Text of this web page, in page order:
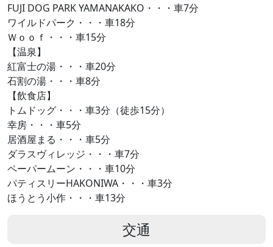
FUJI DOG PARK YAMANAKAKO・・・車7分
ワイルドパーク・・・車18分
Ｗｏｏｆ・・・車15分
【温泉】
紅富士の湯・・・車20分
石割の湯・・・車8分
【飲食店】
トムドッグ・・・車3分（徒歩15分）
幸房・・・車5分
居酒屋まる・・・車5分
ダラスヴィレッジ・・・車7分
ペーパームーン・・・車10分
パティスリーHAKONIWA・・・車3分
ほうとう小作・・・車13分
交通